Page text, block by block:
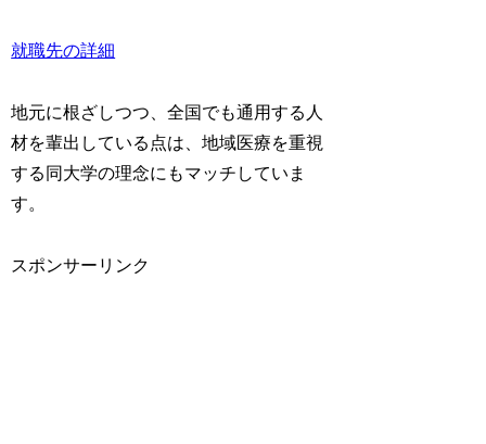
就職先の詳細
地元に根ざしつつ、全国でも通用する人
材を輩出している点は、地域医療を重視
する同大学の理念にもマッチしていま
す。
スポンサーリンク